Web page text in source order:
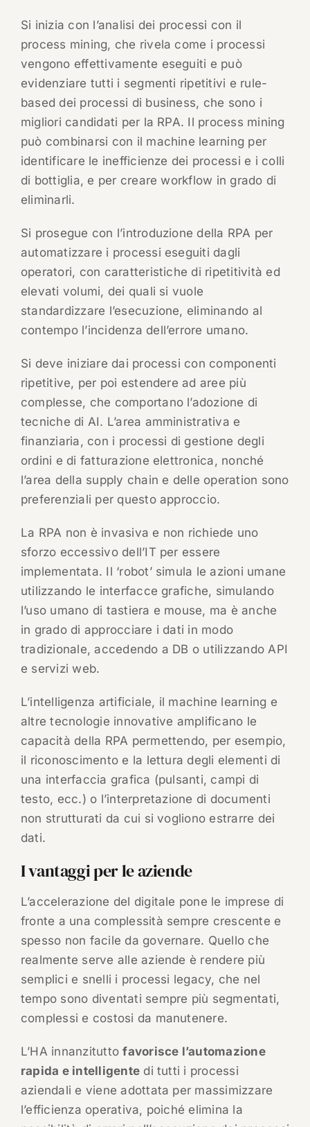
Si inizia con l’analisi dei processi con il
process mining, che rivela come i processi
vengono effettivamente eseguiti e può
evidenziare tutti i segmenti ripetitivi e rule-
based dei processi di business, che sono i
migliori candidati per la RPA. Il process mining
può combinarsi con il machine learning per
identificare le inefficienze dei processi e i colli
di bottiglia, e per creare workflow in grado di
eliminarli.
Si prosegue con l’introduzione della RPA per
automatizzare i processi eseguiti dagli
operatori, con caratteristiche di ripetitività ed
elevati volumi, dei quali si vuole
standardizzare l’esecuzione, eliminando al
contempo l’incidenza dell’errore umano.
Si deve iniziare dai processi con componenti
ripetitive, per poi estendere ad aree più
complesse, che comportano l’adozione di
tecniche di AI. L’area amministrativa e
finanziaria, con i processi di gestione degli
ordini e di fatturazione elettronica, nonché
l’area della supply chain e delle operation sono
preferenziali per questo approccio.
La RPA non è invasiva e non richiede uno
sforzo eccessivo dell’IT per essere
implementata. Il ‘robot’ simula le azioni umane
utilizzando le interfacce grafiche, simulando
l’uso umano di tastiera e mouse, ma è anche
in grado di approcciare i dati in modo
tradizionale, accedendo a DB o utilizzando API
e servizi web.
L’intelligenza artificiale, il machine learning e
altre tecnologie innovative amplificano le
capacità della RPA permettendo, per esempio,
il riconoscimento e la lettura degli elementi di
una interfaccia grafica (pulsanti, campi di
testo, ecc.) o l’interpretazione di documenti
non strutturati da cui si vogliono estrarre dei
dati.
I vantaggi per le aziende
L’accelerazione del digitale pone le imprese di
fronte a una complessità sempre crescente e
spesso non facile da governare. Quello che
realmente serve alle aziende è rendere più
semplici e snelli i processi legacy, che nel
tempo sono diventati sempre più segmentati,
complessi e costosi da manutenere.
L’HA innanzituttofavorisce l’automazione
rapida e intelligente di tutti i processi
aziendali e viene adottata per massimizzare
l’efficienza operativa, poiché elimina la